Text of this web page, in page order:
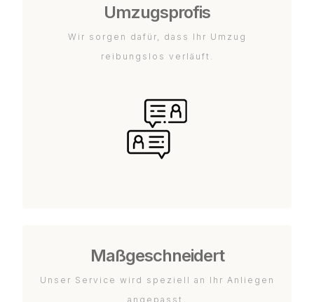
Umzugsprofis
Wir sorgen dafür, dass Ihr Umzug
reibungslos verläuft.
Maßgeschneidert
Unser Service wird speziell an Ihr Anliegen
angepasst.